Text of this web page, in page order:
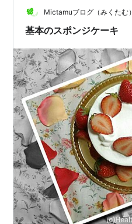
Mictamuブログ（みくたむ）
基本のスポンジケーキ